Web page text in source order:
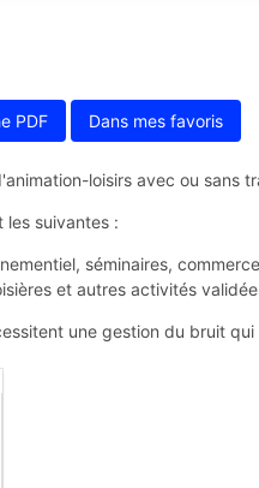
PDF Dans mes favoris
loisirs avec ou sans
les suivantes :
séminaires,
et autres activités
une gestion du bruit